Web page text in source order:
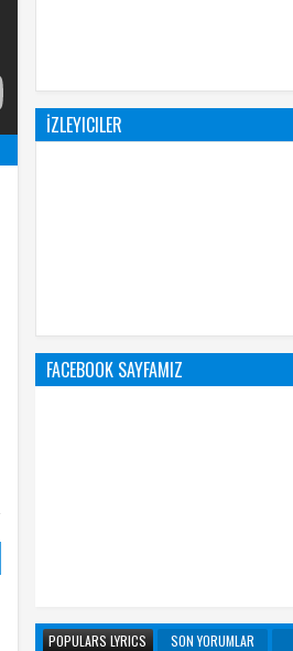
İZLEYICILER
FACEBOOK SAYFAMIZ
POPULARS LYRICS SON YORUMLAR